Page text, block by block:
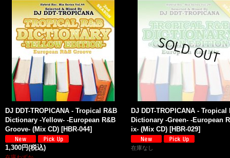
DJ DDT-TROPICANA - Tropical R&B
Dictionary -Yellow- -European R&B
Groove- (Mix CD) [HBR-044]
1,300円(税込)
DJ DDT-TROPICANA - Tropical
Dictionary -Green- -European
ix- (Mix CD) [HBR-029]
在庫なし